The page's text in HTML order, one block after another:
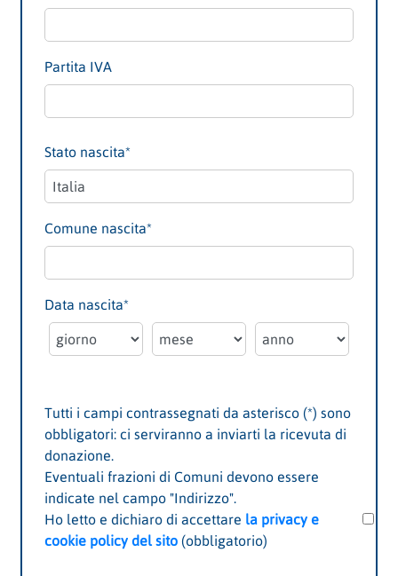
Partita IVA
Stato nascita*
Comune nascita*
Data nascita*
Tutti i campi contrassegnati da asterisco (*) sono
obbligatori: ci serviranno a inviarti la ricevuta di
donazione.
Eventuali frazioni di Comuni devono essere
indicate nel campo "Indirizzo".
Ho letto e dichiaro di accettare la privacy e
cookie policy del sito (obbligatorio)